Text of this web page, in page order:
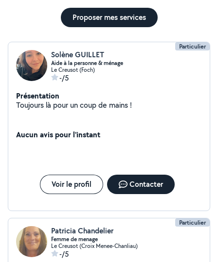
Proposer mes services
Particulier
Solène GUILLET
Aide à la personne & ménage
Le Creusot (Foch)
-/5
Présentation
Toujours là pour un coup de mains !
Aucun avis pour l'instant
Voir le profil Contacter
Particulier
Patricia Chandelier
Femme de menage
Le Creusot (Croix Menee-Chanliau)
-/5